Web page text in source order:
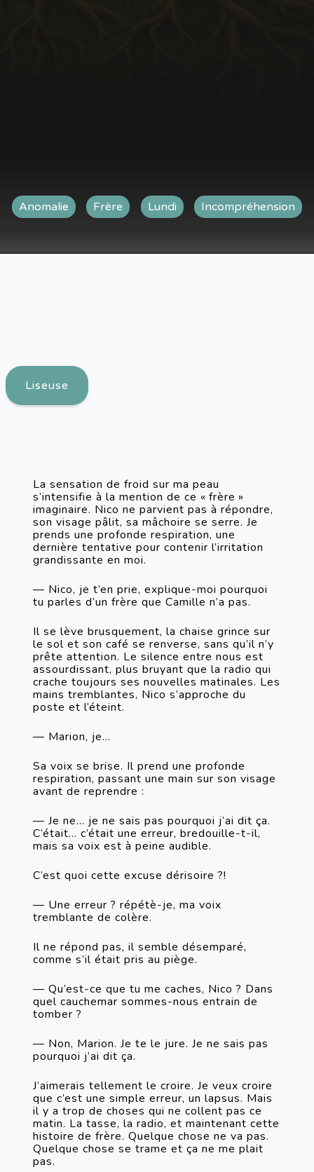
Anomalie Frère Lundi Incompréhension
Liseuse
La sensation de froid sur ma peau
s’intensifie à la mention de ce « frère »
imaginaire. Nico ne parvient pas à répondre,
son visage pâlit, sa mâchoire se serre. Je
prends une profonde respiration, une
dernière tentative pour contenir l’irritation
grandissante en moi.
— Nico, je t’en prie, explique-moi pourquoi
tu parles d’un frère que Camille n’a pas.
Il se lève brusquement, la chaise grince sur
le sol et son café se renverse, sans qu’il n’y
prête attention. Le silence entre nous est
assourdissant, plus bruyant que la radio qui
crache toujours ses nouvelles matinales. Les
mains tremblantes, Nico s’approche du
poste et l’éteint.
— Marion, je…
Sa voix se brise. Il prend une profonde
respiration, passant une main sur son visage
avant de reprendre :
— Je ne… je ne sais pas pourquoi j’ai dit ça.
C’était… c’était une erreur, bredouille-t-il,
mais sa voix est à peine audible.
C’est quoi cette excuse dérisoire ?!
— Une erreur ? répétè-je, ma voix
tremblante de colère.
Il ne répond pas, il semble désemparé,
comme s’il était pris au piège.
— Qu’est-ce que tu me caches, Nico ? Dans
quel cauchemar sommes-nous entrain de
tomber ?
— Non, Marion. Je te le jure. Je ne sais pas
pourquoi j’ai dit ça.
J’aimerais tellement le croire. Je veux croire
que c’est une simple erreur, un lapsus. Mais
il y a trop de choses qui ne collent pas ce
matin. La tasse, la radio, et maintenant cette
histoire de frère. Quelque chose ne va pas.
Quelque chose se trame et ça ne me plait
pas.